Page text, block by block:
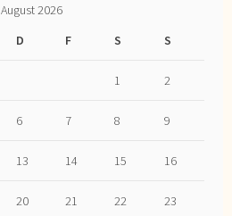
August 2026
D F S S
1 2
6 7 8 9
13 14 15 16
20 21 22 23